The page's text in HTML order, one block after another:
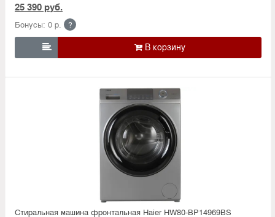
25 390 руб.
Бонусы: 0 р. ?

Стиральная машина фронтальная Haier HW80-BP14969BS